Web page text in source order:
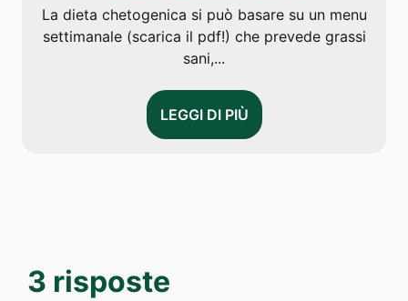
La dieta chetogenica si può basare su un menu
settimanale (scarica il pdf!) che prevede grassi
sani,...
LEGGI DI PIÙ
3 risposte